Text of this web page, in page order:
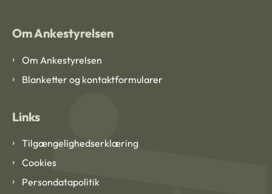
Om Ankestyrelsen
Om Ankestyrelsen
Blanketter og kontaktformularer
Links
Tilgængelighedserklæring
Cookies
Persondatapolitik